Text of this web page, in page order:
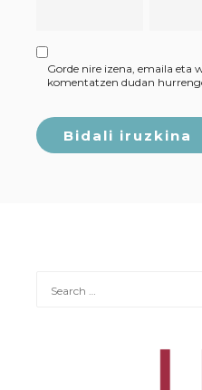
Gorde nire izena, emaila eta
komentatzen dudan